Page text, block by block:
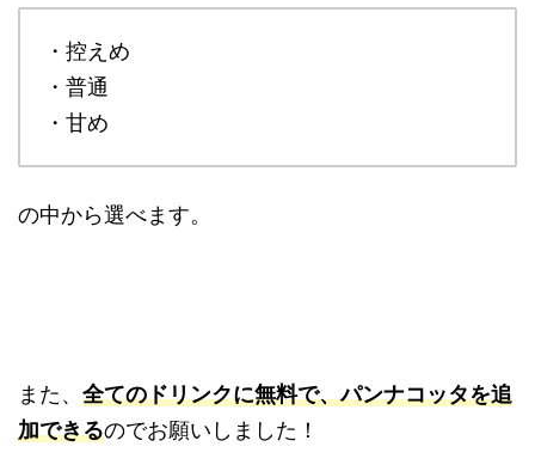
・控えめ
・普通
・甘め
の中から選べます。
また、 全てのドリンクに無料で、パンナコッタを追
加できるのでお願いしました！